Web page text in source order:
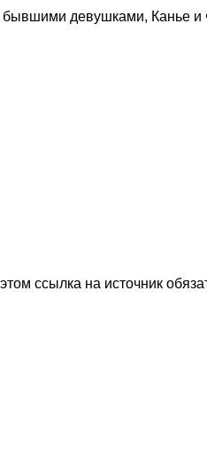
бывшими девушками, Канье
ссылка на источник